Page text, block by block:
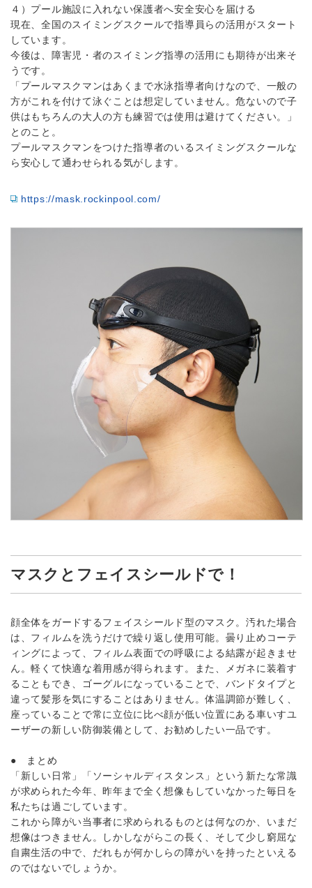
４）プール施設に入れない保護者へ安全安心を届ける
現在、全国のスイミングスクールで指導員らの活用がスタート
しています。
今後は、障害児・者のスイミング指導の活用にも期待が出来そ
うです。
「プールマスクマンはあくまで水泳指導者向けなので、一般の
方がこれを付けて泳ぐことは想定していません。危ないので子
供はもちろんの大人の方も練習では使用は避けてください。」
とのこと。
プールマスクマンをつけた指導者のいるスイミングスクールな
ら安心して通わせられる気がします。
https://mask.rockinpool.com/
マスクとフェイスシールドで！
顔全体をガードするフェイスシールド型のマスク。汚れた場合
は、フィルムを洗うだけで繰り返し使用可能。曇り止めコーテ
ィングによって、フィルム表面での呼吸による結露が起きませ
ん。軽くて快適な着用感が得られます。また、メガネに装着す
ることもでき、ゴーグルになっていることで、バンドタイプと
違って髪形を気にすることはありません。体温調節が難しく、
座っていることで常に立位に比べ顔が低い位置にある車いすユ
ーザーの新しい防御装備として、お勧めしたい一品です。
● まとめ
「新しい日常」「ソーシャルディスタンス」という新たな常識
が求められた今年、昨年まで全く想像もしていなかった毎日を
私たちは過ごしています。
これから障がい当事者に求められるものとは何なのか、いまだ
想像はつきません。しかしながらこの長く、そして少し窮屈な
自粛生活の中で、だれもが何かしらの障がいを持ったといえる
のではないでしょうか。